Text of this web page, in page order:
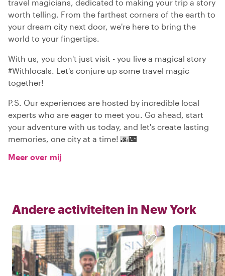
travel magicians, dedicated to making your trip a story
worth telling. From the farthest corners of the earth to
your dream city next door, we're here to bring the
world to your fingertips.
With us, you don't just visit - you live a magical story
#Withlocals. Let's conjure up some travel magic
together!
P.S. Our experiences are hosted by incredible local
experts who are eager to meet you. Go ahead, start
your adventure with us today, and let's create lasting
memories, one city at a time! 🌆🌃
Meer over mij
Andere activiteiten in New York